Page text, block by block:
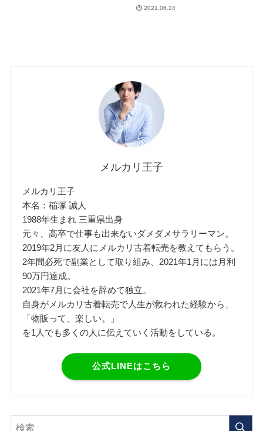
2021.06.24
メルカリ王子
メルカリ王子
本名：稲塚 誠人
1988年生まれ 三重県出身
元々、高卒で仕事も出来ないダメダメサラリーマン。
2019年2月に友人にメルカリ古着転売を教えてもらう。
2年間必死で副業として取り組み、2021年1月には月利
90万円達成。
2021年7月に会社を辞めて独立。
自身がメルカリ古着転売で人生が救われた経験から、
「物販って、楽しい。」
を1人でも多くの人に伝えていく活動をしている。
公式LINEはこちら